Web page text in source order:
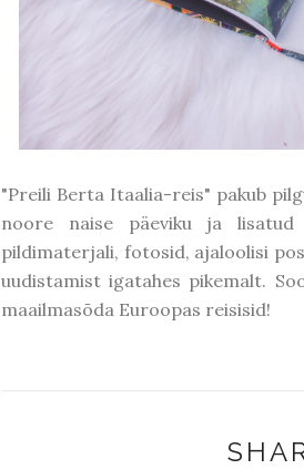
"Preili Berta Itaalia-reis" pakub
noore naise päeviku ja lisatud
pildimaterjali, fotosid, ajaloolisi
uudistamist igatahes pikemalt.
maailmasõda Euroopas reisisid!